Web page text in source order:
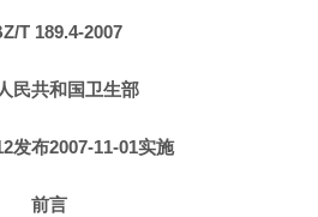
T 189.4-2007
民共和国卫生部
发布2007-11-01实施
前言